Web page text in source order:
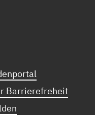
Barrierefreheit